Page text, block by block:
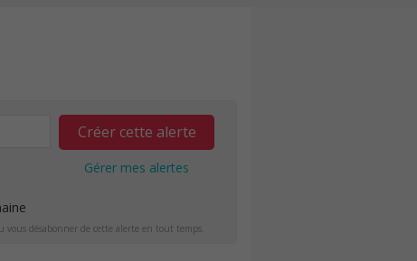
Créer cette alerte
Gérer mes alertes
vous désabonner de cette alerte en tout temps.